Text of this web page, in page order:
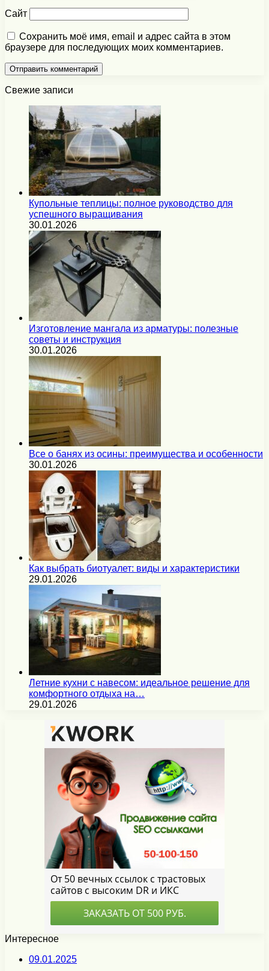
Сайт
Сохранить моё имя, email и адрес сайта в этом
браузере для последующих моих комментариев.
Свежие записи
Купольные теплицы: полное руководство для
успешного выращивания
30.01.2026
Изготовление мангала из арматуры: полезные
советы и инструкция
30.01.2026
Все о банях из осины: преимущества и особенности
30.01.2026
Как выбрать биотуалет: виды и характеристики
29.01.2026
Летние кухни с навесом: идеальное решение для
комфортного отдыха на…
29.01.2026
Интересное
09.01.2025